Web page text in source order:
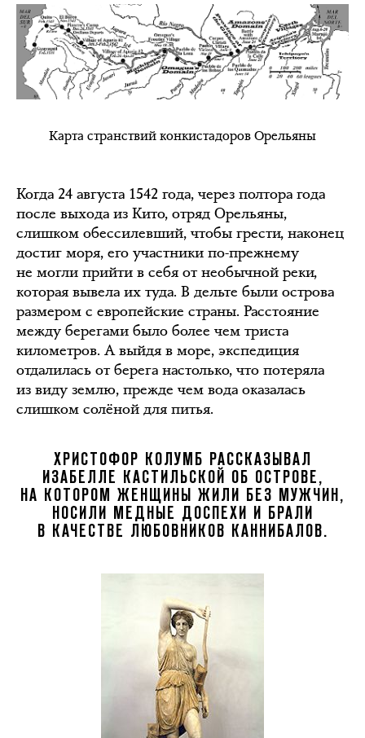
Карта странствий конкистадоров Орельяны
Когда 24 августа 1542 года, через полтора года
после выхода из Кито, отряд Орельяны,
слишком обессилевший, чтобы грести, наконец
достиг моря, его участники по-прежнему
не могли прийти в себя от необычной реки,
которая вывела их туда. В дельте были острова
размером с европейские страны. Расстояние
между берегами было более чем триста
километров. А выйдя в море, экспедиция
отдалилась от берега настолько, что потеряла
из виду землю, прежде чем вода оказалась
слишком солёной для питья.
ХРИСТОФОР КОЛУМБ РАССКАЗЫВАЛ
ИЗАБЕЛЛЕ КАСТИЛЬСКОЙ ОБ ОСТРОВЕ,
НА КОТОРОМ ЖЕНЩИНЫ ЖИЛИ БЕЗ МУЖЧИН,
НОСИЛИ МЕДНЫЕ ДОСПЕХИ И БРАЛИ
В КАЧЕСТВЕ ЛЮБОВНИКОВ КАННИБАЛОВ.